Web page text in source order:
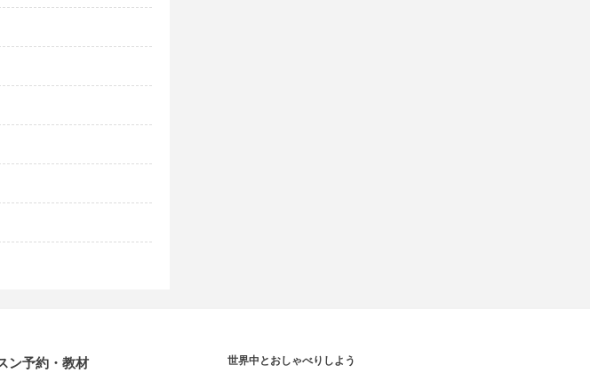
ン予約・教材 世界中とおしゃべりしよう